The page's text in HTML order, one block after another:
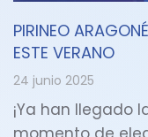
PIRINEO
ESTE VERANO
24 junio 2025
¡Ya han llegado